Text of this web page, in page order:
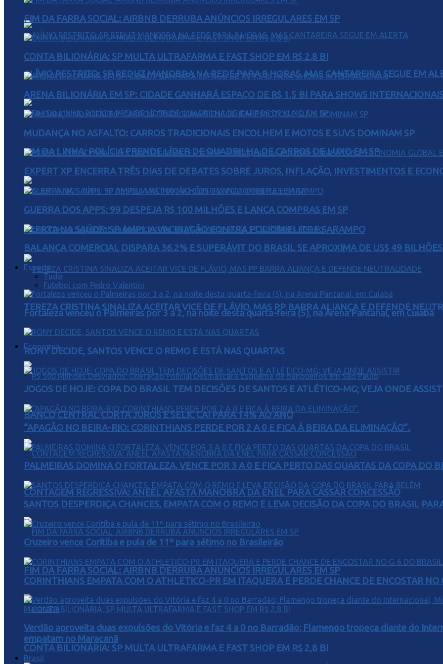
ALÍVIO RESTRITO: SP REDUZ MANOBRA NA REDE PARA 8 HORAS, MAS CANTAREIRA SEGUE EM
FIM DA LINHA: POLÍCIA PRENDE LÍDER DE QUADRILHA DE CARROS DE LUXO EM SP
ALERTA NA SAÚDE: SP AMPLIA VACINAÇÃO CONTRA POLIOMIELITE E SARAMPO
TEREZA CRISTINA SINALIZA ACEITAR VICE DE FLÁVIO, MAS PP BARRA ALIANÇA E DEFENDE
Economia
BANCO CENTRAL CORTA JUROS E SELIC CAI PARA 14% AO ANO
CONTAGEM REGRESSIVA: ANEEL AFASTA MANOBRA DA ENEL PARA CASSAR CONCESSÃO
FIM DA FARRA SOCIAL: AIRBNB DERRUBA ANÚNCIOS IRREGULARES EM SP
CONTA BILIONÁRIA: SP MULTA ULTRAFARMA E FAST SHOP EM R$ 2,8 BI
FIM DA FARRA SOCIAL: AIRBNB DERRUBA ANÚNCIOS IRREGULARES EM SP
CONTA BILIONÁRIA: SP MULTA ULTRAFARMA E FAST SHOP EM R$ 2,8 BI
ARENA BILIONÁRIA EM SP: CIDADE GANHARÁ ESPAÇO DE R$ 1,5 BI PARA SHOWS
MUDANÇA NO ASFALTO: CARROS TRADICIONAIS ENCOLHEM E MOTOS E SUVS DOMINAM SP
EXPERT XP ENCERRA TRÊS DIAS DE DEBATES SOBRE JUROS, INFLAÇÃO, INVESTIMENTOS E
GUERRA DOS APPS: 99 DESPEJA R$ 100 MILHÕES E LANÇA COMPRAS EM SP
BALANÇA COMERCIAL DISPARA 36,2% E SUPERÁVIT DO BRASIL SE APROXIMA DE US$ 49 BILHÕES
Esporte
Tudo
Futebol com Pedro Valentini
Fortaleza venceu o Palmeiras por 3 a 2, na noite desta quarta-feira (5), na Arena Pantanal, em Cuiabá
RONY DECIDE, SANTOS VENCE O REMO E ESTÁ NAS QUARTAS
JOGOS DE HOJE: COPA DO BRASIL TEM DECISÕES DE SANTOS E ATLÉTICO-MG; VEJA ONDE
“APAGÃO NO BEIRA-RIO: CORINTHIANS PERDE POR 2 A 0 E FICA À BEIRA DA ELIMINAÇÃO”.
PALMEIRAS DOMINA O FORTALEZA, VENCE POR 3 A 0 E FICA PERTO DAS QUARTAS DA COPA DO
SANTOS DESPERDIÇA CHANCES, EMPATA COM O REMO E LEVA DECISÃO DA COPA DO BRASIL
Cruzeiro vence Coritiba e pula de 11º para sétimo no Brasileirão
CORINTHIANS EMPATA COM O ATHLETICO-PR EM ITAQUERA E PERDE CHANCE DE ENCOSTAR
Verdão aproveita duas expulsões do Vitória e faz 4 a 0 no Barradão; Flamengo tropeça diante do
empatam no Maracanã
Brasil